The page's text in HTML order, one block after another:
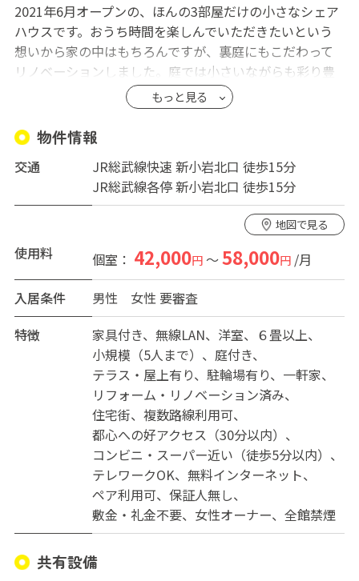
2021年6月オープンの、ほんの3部屋だけの小さなシェア
ハウスです。おうち時間を楽しんでいただきたいという
想いから家の中はもちろんですが、裏庭にもこだわって
リノベーションしました。庭では小さいながらも彩り豊
かな花壇を楽しみつつ、 ぜひそれぞれの穏やかな時間を
過ごしていただければと思います。テレワークやヨガ、
トレーニング、読書と自分だけのおうちででの過ごし方
を探してみてはいかがでしょうか？
最寄り駅の「新小岩」へは徒歩15分。自転車利用も可能
です。新小岩からJR総武線で都心へのアクセスは抜群で
す。 JR総武線快速で東京駅へは14分、 JR総武線各停で
秋葉原駅へは14分。新小岩駅から5分の「錦糸町駅」から
東京メトロ半蔵門線へ乗り換えれば、 主要駅「大手町」
「渋谷」へもすぐです。
もっと見る
物件情報
交通
JR総武線快速 新小岩北口 徒歩15分
JR総武線各停 新小岩北口 徒歩15分
地図で見る
使用料 個室： 42,000円～58,000円/月
入居条件
男性 女性 要審査
特徴
家具付き 無線LAN 洋室
６畳以上
小規模（5人まで）
庭付き
テラス・屋上有り
駐輪場有り
一軒家
リフォーム・リノベーション済み
住宅街
複数路線利用可
都心への好アクセス（30分以内）
コンビニ・スーパー近い（徒歩5分以内）
テレワークOK
無料インターネット
ペア利用可
保証人無し
敷金・礼金不要
女性オーナー 全館禁煙
共有設備